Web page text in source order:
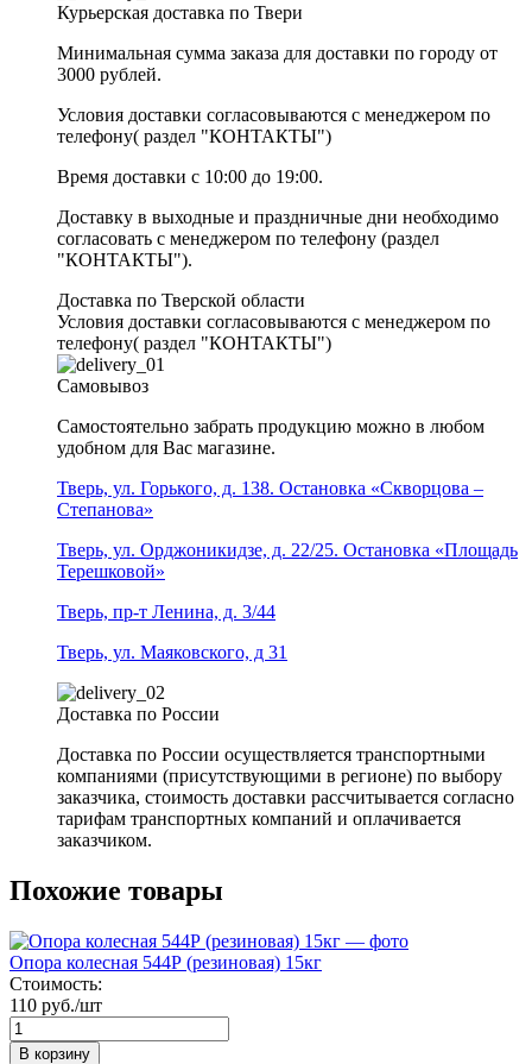
Курьерская доставка по Твери
Минимальная сумма заказа для доставки по городу от
3000 рублей.
Условия доставки согласовываются с менеджером по
телефону( раздел "КОНТАКТЫ")
Время доставки с 10:00 до 19:00.
Доставку в выходные и праздничные дни необходимо
согласовать с менеджером по телефону (раздел
"КОНТАКТЫ").
Доставка по Тверской области
Условия доставки согласовываются с менеджером по
телефону( раздел "КОНТАКТЫ")
Самовывоз
Самостоятельно забрать продукцию можно в любом
удобном для Вас магазине.
Тверь, ул. Горького, д. 138. Остановка «Скворцова –
Степанова»
Тверь, ул. Орджоникидзе, д. 22/25. Остановка «Площадь
Терешковой»
Тверь, пр-т Ленина, д. 3/44
Тверь, ул. Маяковского, д 31
Доставка по России
Доставка по России осуществляется транспортными
компаниями (присутствующими в регионе) по выбору
заказчика, стоимость доставки рассчитывается согласно
тарифам транспортных компаний и оплачивается
заказчиком.
Похожие товары
Опора колесная 544Р (резиновая) 15кг
Стоимость:
110 руб./шт
В корзину